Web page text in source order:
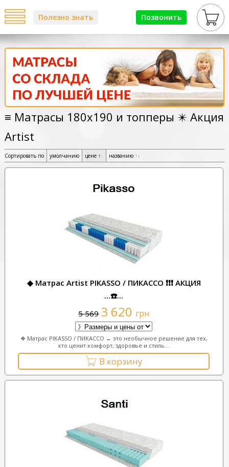
Позвонить
Полезно знать
≡ Матрасы 180х190 и топперы ✴️ Акция
Artist
Сортировать по умолчанию цене ↑ ↓ названию ↑↓
◆ Матрас Artist PIKASSO / ПИКАССО ❗❗❗ АКЦИЯ
...☎️...
5 569 3 620 грн
❖ Матрас PIKASSO / ПИКАССО ↔ это необычное решение для тех,
кто ценит комфорт, здоровье и стиль...
В корзину